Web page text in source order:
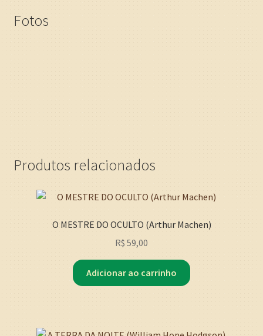
Fotos
Produtos relacionados
O MESTRE DO OCULTO (Arthur Machen)
R$ 59,00
Adicionar ao carrinho